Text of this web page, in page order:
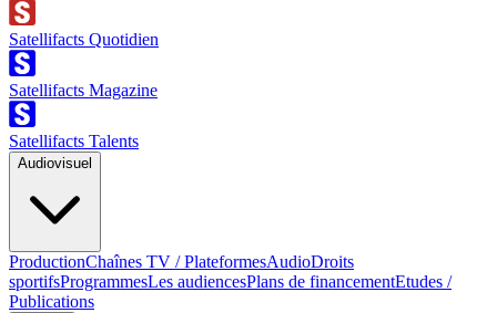
Satellifacts Quotidien
Satellifacts Magazine
Satellifacts Talents
Audiovisuel
ProductionChaînes TV / PlateformesAudioDroits
sportifsProgrammesLes audiencesPlans de financementEtudes /
Publications